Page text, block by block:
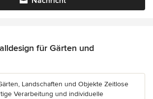
für Gärten und
Landschaften und Objekte Zeitlose
Verarbeitung und individuelle